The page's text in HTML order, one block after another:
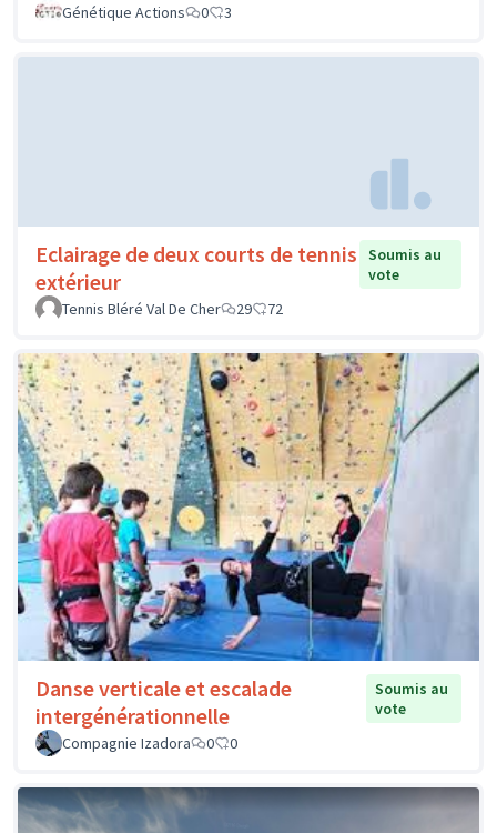
Génétique Actions 0 3
Eclairage de deux courts de tennis
extérieur
Soumis au
vote
Tennis Bléré Val De Cher
29 72
Danse verticale et escalade
intergénérationnelle
Soumis au
vote
Compagnie Izadora
0 0